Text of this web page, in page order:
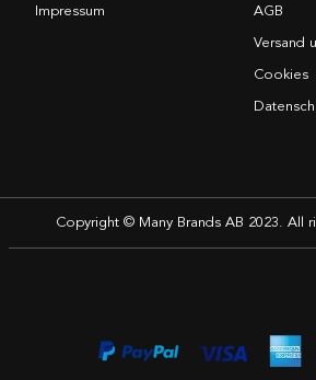
Impressum
AGB
Versand
Cookies
Copyright © Many Brands AB 2023. All